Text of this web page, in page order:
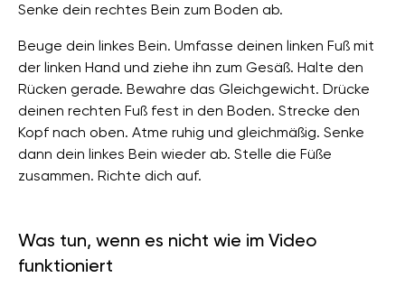
Senke dein rechtes Bein zum Boden ab.
Beuge dein linkes Bein. Umfasse deinen linken Fuß mit
der linken Hand und ziehe ihn zum Gesäß. Halte den
Rücken gerade. Bewahre das Gleichgewicht. Drücke
deinen rechten Fuß fest in den Boden. Strecke den
Kopf nach oben. Atme ruhig und gleichmäßig. Senke
dann dein linkes Bein wieder ab. Stelle die Füße
zusammen. Richte dich auf.
Was tun, wenn es nicht wie im Video
funktioniert